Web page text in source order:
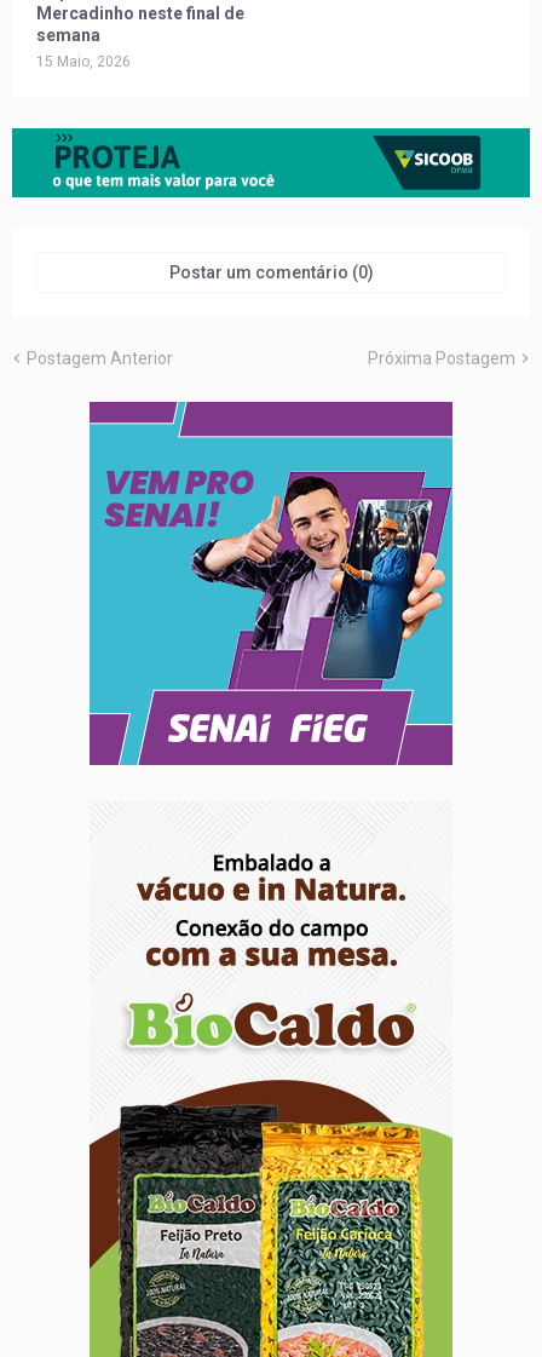
Mercadinho neste final de
semana
15 Maio, 2026
Postar um comentário (0)
Postagem Anterior Próxima Postagem